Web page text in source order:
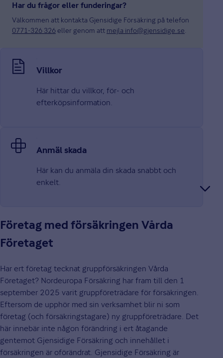
Har du frågor eller funderingar?
Välkommen att kontakta Gjensidige Försäkring på telefon
0771-326 326eller genom att mejla info@gjensidige.se
Villkor
Här hittar du villkor, för- och
efterköpsinformation.
Anmäl skada
Här kan du anmäla din skada snabbt och
enkelt.
Företag med försäkringen Vårda
Företaget
Har ert företag tecknat gruppförsäkringen Vårda
Företaget? Nordeuropa Försäkring har fram till den 1
september 2025 varit gruppföreträdare för försäkringen.
Eftersom de upphör med sin verksamhet blir ni som
företag (och försäkringstagare) ny gruppföreträdare. Det
här innebär inte någon förändring i ert åtagande
gentemot Gjensidige Försäkring och innehållet i
försäkringen är oförändrat. Gjensidige Försäkring är